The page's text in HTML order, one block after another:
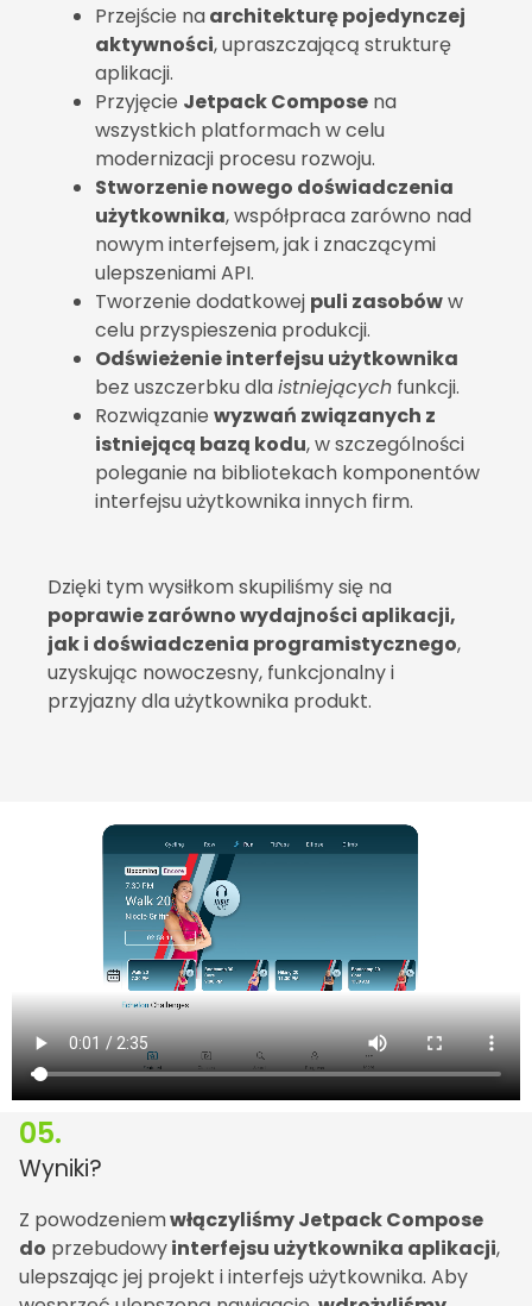
Przejście naarchitekturę pojedynczej
aktywności, upraszczającą strukturę
aplikacji.
Przyjęcie Jetpack Compose na
wszystkich platformach w celu
modernizacji procesu rozwoju.
Stworzenie nowego doświadczenia
użytkownika, współpraca zarówno nad
nowym interfejsem, jak i znaczącymi
ulepszeniami API.
Tworzenie dodatkowej puli zasobóww
celu przyspieszenia produkcji.
Odświeżenie interfejsu użytkownika
bez uszczerbku dlaistniejących funkcji.
Rozwiązanie wyzwań związanych z
istniejącą bazą kodu, w szczególności
poleganie na bibliotekach komponentów
interfejsu użytkownika innych firm.
Dzięki tym wysiłkom skupiliśmy się na
poprawie zarówno wydajności aplikacji,
jak i doświadczenia programistycznego,
uzyskując nowoczesny, funkcjonalny i
przyjazny dla użytkownika produkt.
05.
Wyniki?
Z powodzeniemwłączyliśmy Jetpack Compose
do przebudowyinterfejsu użytkownika aplikacji,
ulepszając jej projekt i interfejs użytkownika. Aby